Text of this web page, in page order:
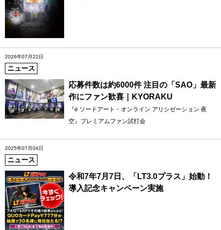
2026年07月22日
ニュース
応募件数は約6000件 注目の「SAO」最新
作にファン歓喜｜KYORAKU
『e ソードアート・オンライン アリシゼーション 夜
空』プレミアムファン試打会
2025年07月04日
ニュース
令和7年7月7日、「LT3.0プラス」始動！
導入記念キャンペーン実施